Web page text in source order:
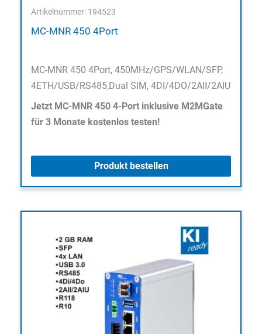
Artikelnummer: 194523
MC-MNR 450 4Port
MC-MNR 450 4Port, 450MHz/GPS/WLAN/SFP,
4ETH/USB/RS485,Dual SIM, 4DI/4DO/2AII/2AIU
Jetzt MC-MNR 450 4-Port inklusive M2MGate
für 3 Monate kostenlos testen!
Produkt bestellen